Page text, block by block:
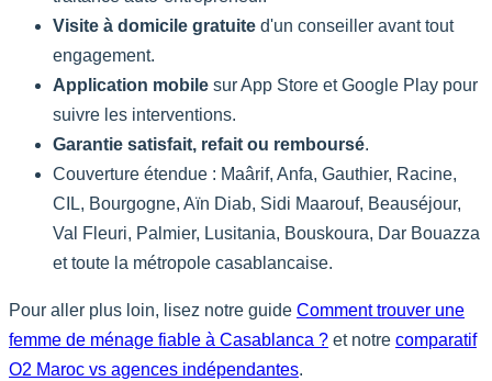
Visite à domicile gratuite d'un conseiller avant tout
engagement.
Application mobile sur App Store et Google Play pour
suivre les interventions.
Garantie satisfait, refait ou remboursé.
Couverture étendue : Maârif, Anfa, Gauthier, Racine,
CIL, Bourgogne, Aïn Diab, Sidi Maarouf, Beauséjour,
Val Fleuri, Palmier, Lusitania, Bouskoura, Dar Bouazza
et toute la métropole casablancaise.
Pour aller plus loin, lisez notre guide Comment trouver une
femme de ménage fiable à Casablanca ? et notre comparatif
O2 Maroc vs agences indépendantes.